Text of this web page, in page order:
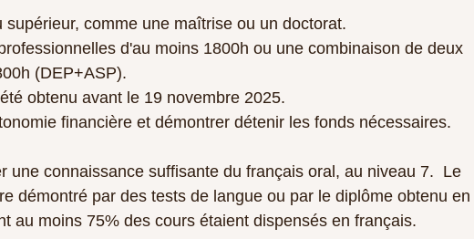
supérieur, comme une maîtrise ou un doctorat.
d'au moins 1800h ou une combinaison de deux
(DEP+ASP).
obtenu avant le 19 novembre 2025.
financière et démontrer détenir les fonds nécessaires.
une connaissance suffisante du français oral, au niveau 7.  Le
démontré par des tests de langue ou par le diplôme obtenu en
au moins 75% des cours étaient dispensés en français.